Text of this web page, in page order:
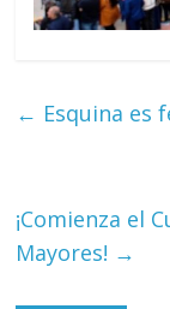
← Esquina es
¡Comienza el
Mayores! →